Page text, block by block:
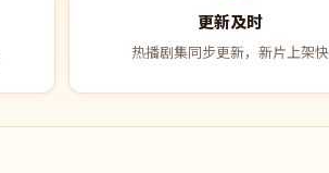
更新及时
热播剧集同步更新，新片上架快